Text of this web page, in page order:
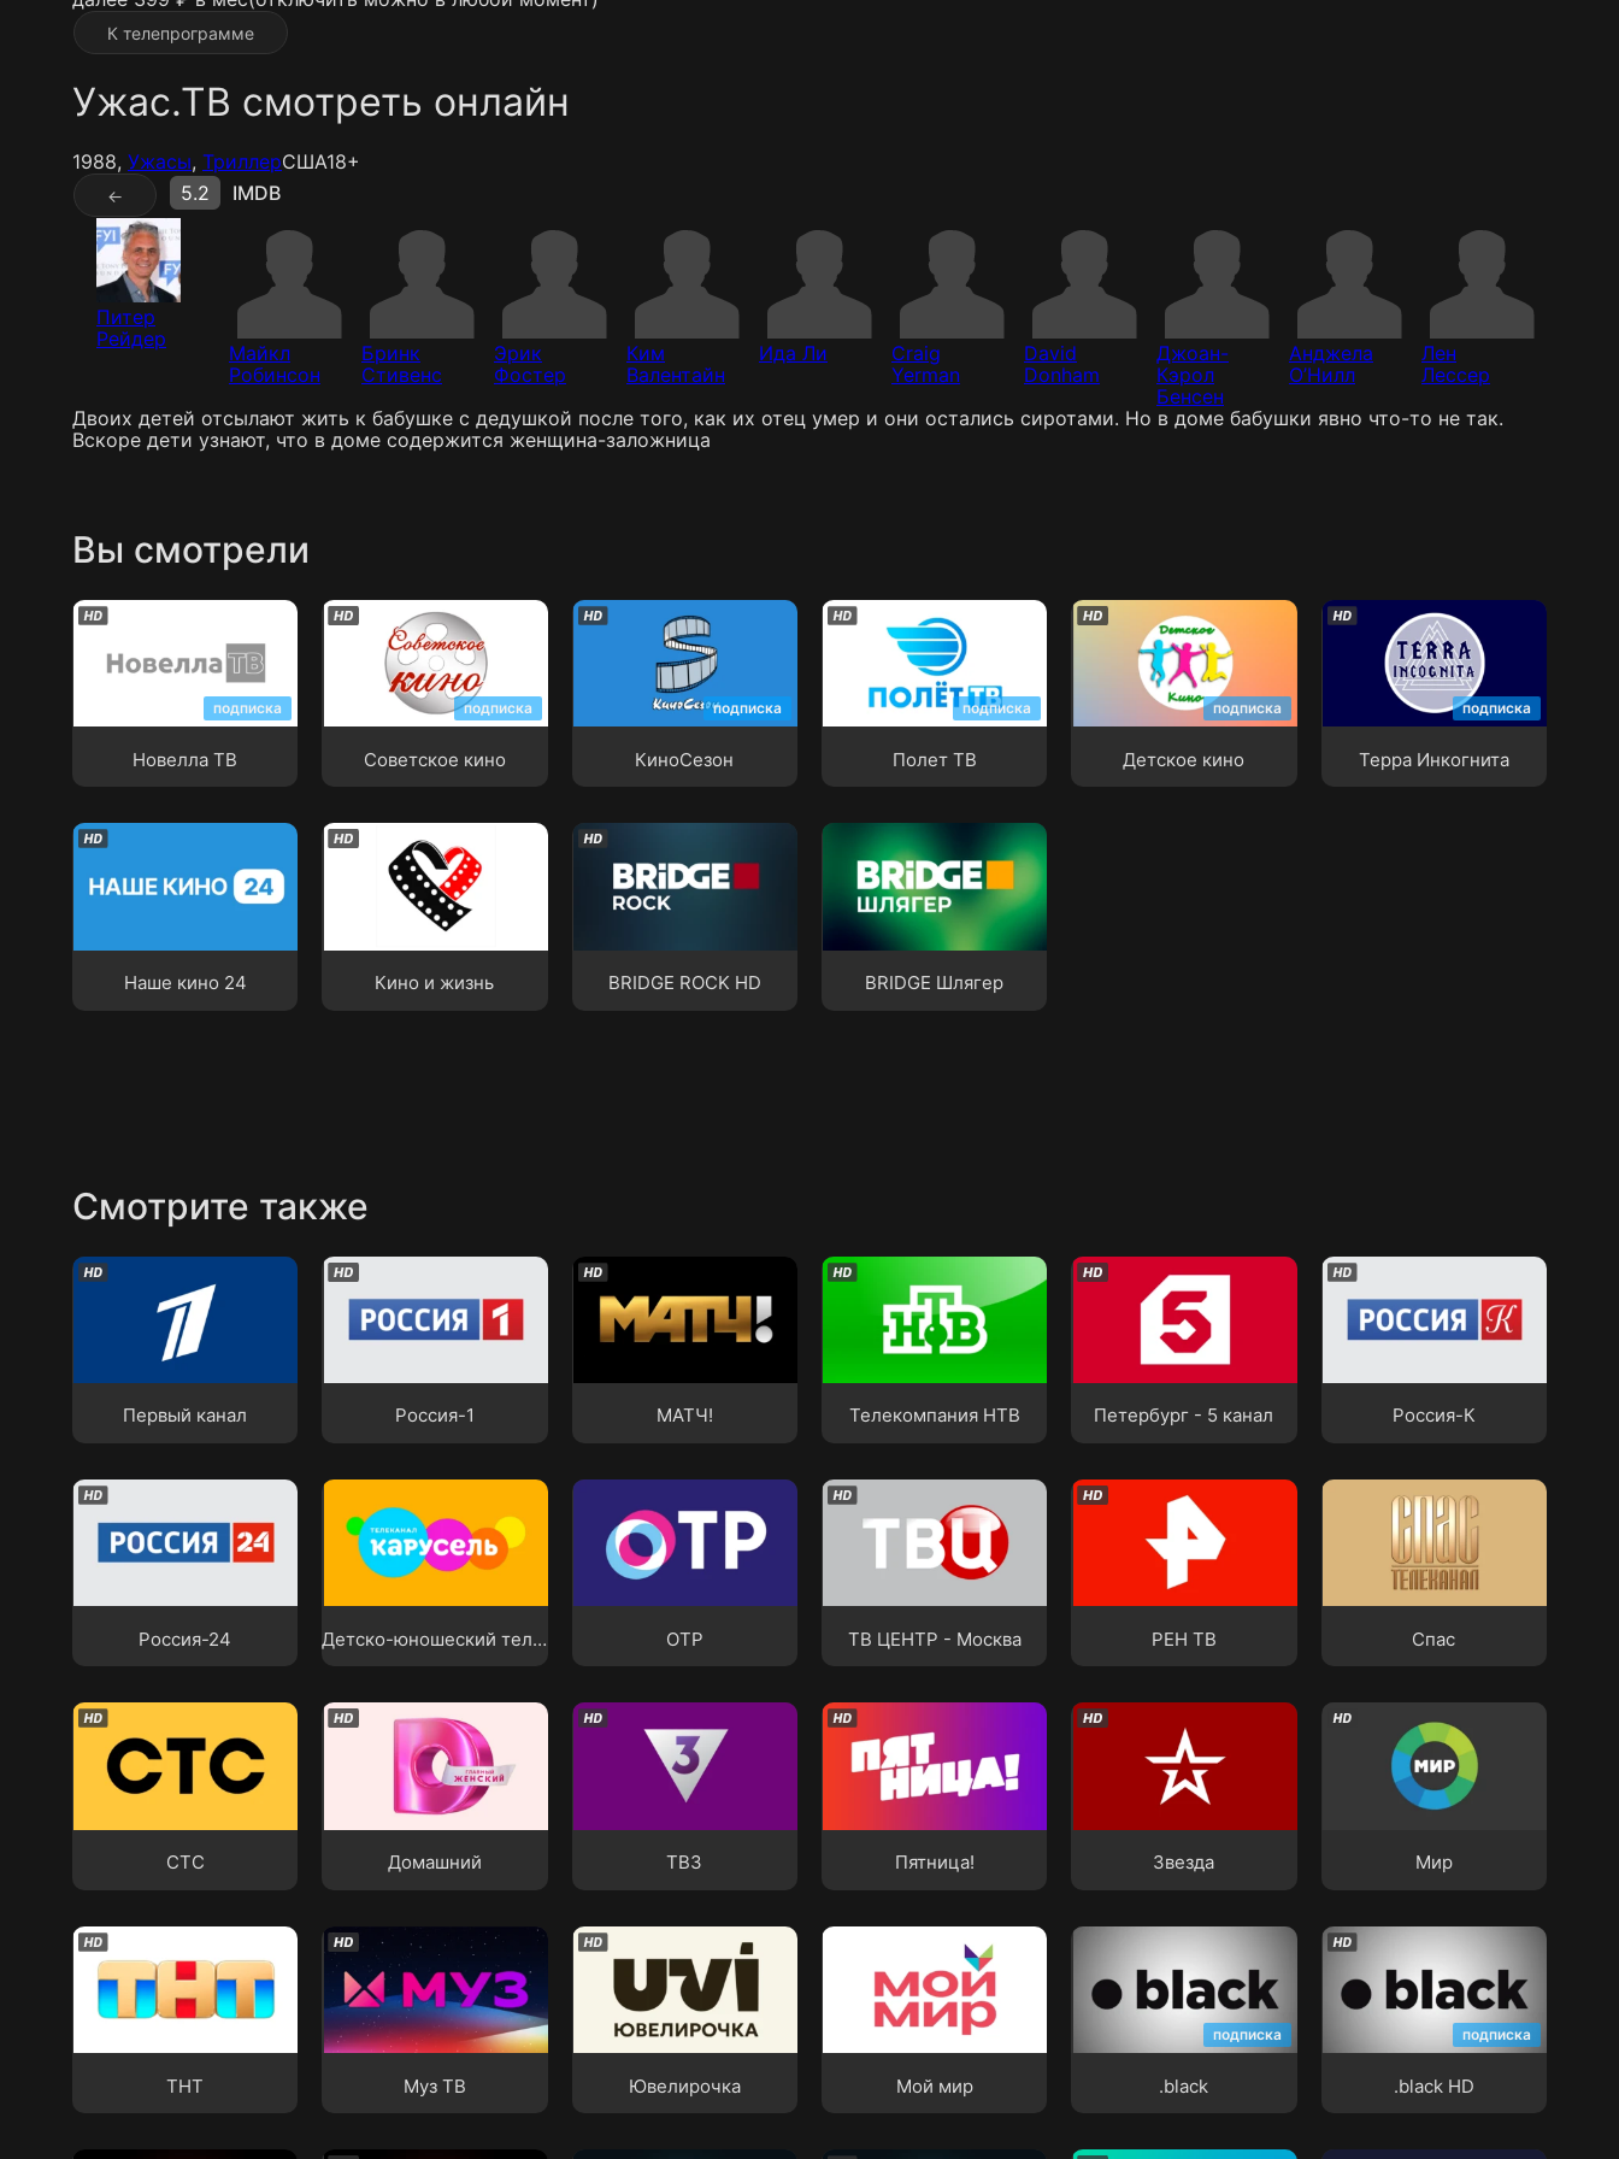
К телепрограмме
Ужас.ТВ смотреть онлайн
1988, Ужасы, ТриллерСША18+
← 5.2 IMDB
Питер
Рейдер
Майкл
Робинсон
Бринк
Стивенс
Эрик
Фостер
Ким
Валентайн
Ида Ли
Craig
Yerman
David
Donham
Джоан-
Кэрол
Бенсен
Анджела
О’Нилл
Лен
Лессер
Двоих детей отсылают жить к бабушке с дедушкой после того, как их отец умер и они остались сиротами. Но в доме бабушки явно что-то не так.
Вскоре дети узнают, что в доме содержится женщина-заложница
Вы смотрели
подписка
Новелла ТВ
подписка
Советское кино
Советское кино
подписка
КиноСезон
КиноСезон
подписка
Полет ТВ
Полет ТВ
подписка
Детское кино
Детское кино
подписка
Терра Инкогнита
Терра Инкогнита
Наше кино 24
Кино и жизнь
Кино и жизнь BRIDGE ROCK HD
BRIDGE Шлягер
BRIDGE Шлягер
Смотрите также
Первый канал
Первый канал Россия-1 МАТЧ! Телекомпания НТВ
Петербург - 5 канал
Петербург - 5 канал Россия-К
Россия-24
Детско-юношеский
Детско-юношеский телеканал «Карусель» ОТР ТВ ЦЕНТР - Москва РЕН ТВ Спас
СТС
Домашний
Домашний ТВ3 Пятница! Звезда Мир
ТНТ
Муз ТВ
Муз ТВ
Ювелирочка
Ювелирочка Мой мир
подписка
.black
подписка
.black HD